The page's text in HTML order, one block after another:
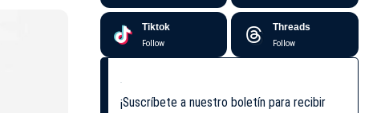
Tiktok
Follow
Threads
Follow
¡Suscríbete a nuestro boletín para recibir